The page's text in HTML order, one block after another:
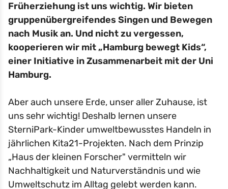
Früherziehung ist uns wichtig. Wir bieten
gruppenübergreifendes Singen und Bewegen
nach Musik an. Und nicht zu vergessen,
kooperieren wir mit „Hamburg bewegt Kids“,
einer Initiative in Zusammenarbeit mit der Uni
Hamburg.
Aber auch unsere Erde, unser aller Zuhause, ist
uns sehr wichtig! Deshalb lernen unsere
SterniPark-Kinder umweltbewusstes Handeln in
jährlichen Kita21-Projekten. Nach dem Prinzip
„Haus der kleinen Forscher" vermitteln wir
Nachhaltigkeit und Naturverständnis und wie
Umweltschutz im Alltag gelebt werden kann.